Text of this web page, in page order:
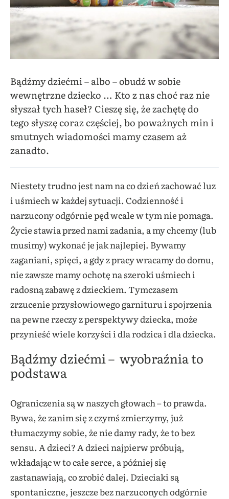
Bądźmy dziećmi – albo – obudź w sobie
wewnętrzne dziecko … Kto z nas choć raz nie
słyszał tych haseł? Cieszę się, że zachętę do
tego słyszę coraz częściej, bo poważnych min i
smutnych wiadomości mamy czasem aż
zanadto.
Niestety trudno jest nam na co dzień zachować luz
i uśmiech w każdej sytuacji. Codzienność i
narzucony odgórnie pęd wcale w tym nie pomaga.
Życie stawia przed nami zadania, a my chcemy (lub
musimy) wykonać je jak najlepiej. Bywamy
zaganiani, spięci, a gdy z pracy wracamy do domu,
nie zawsze mamy ochotę na szeroki uśmiech i
radosną zabawę z dzieckiem. Tymczasem
zrzucenie przysłowiowego garnituru i spojrzenia
na pewne rzeczy z perspektywy dziecka, może
przynieść wiele korzyści i dla rodzica i dla dziecka.
Bądźmy dziećmi – wyobraźnia to
podstawa
Ograniczenia są w naszych głowach – to prawda.
Bywa, że zanim się z czymś zmierzymy, już
tłumaczymy sobie, że nie damy rady, że to bez
sensu. A dzieci? A dzieci najpierw próbują,
wkładając w to całe serce, a później się
zastanawiają, co zrobić dalej. Dzieciaki są
spontaniczne, jeszcze bez narzuconych odgórnie